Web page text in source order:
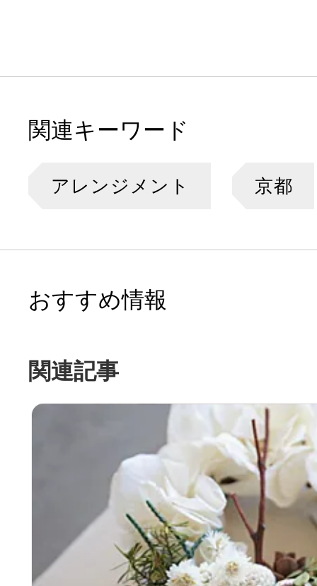
関連キーワード
アレンジメント 京都
おすすめ情報
関連記事